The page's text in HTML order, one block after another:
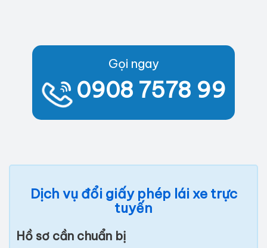
Gọi ngay
0908 7578 99
Dịch vụ đổi giấy phép lái xe trực
tuyến
Hồ sơ cần chuẩn bị